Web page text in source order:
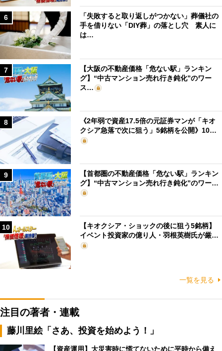
6
「失敗すると取り返しがつかない」葬儀社の
手を借りない「DIY葬」の落とし穴 素人に
は…
7
【大阪の不動産価格「危ない駅」ランキン
グ】“中古マンション売れ行き鈍化”のワー
ス…
8
《2年弱で資産17.5倍の元証券マンが「キオ
クシア急落で次に狙う」5銘柄を公開》10…
9
【首都圏の不動産価格「危ない駅」ランキン
グ】“中古マンション売れ行き鈍化”のワー…
10
【キオクシア・ショックの後に狙う5銘柄】
イベント投資家の億り人・羽根英樹氏が厳…
一覧を見る
注目の著者・連載
藤川里絵「さあ、投資を始めよう！」
【資産運用】大災害時に慌てないために平時から備え